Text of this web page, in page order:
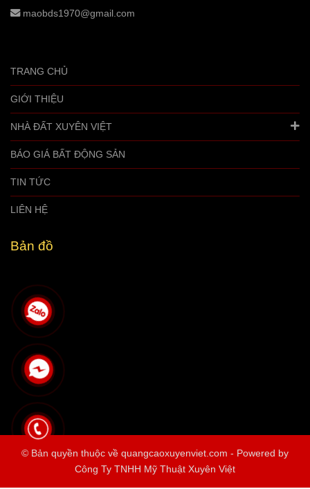
maobds1970@gmail.com
TRANG CHỦ
GIỚI THIỆU
NHÀ ĐẤT XUYÊN VIỆT
BÁO GIÁ BẤT ĐỘNG SẢN
TIN TỨC
LIÊN HỆ
Bản đồ
© Bản quyền thuộc về quangcaoxuyenviet.com - Powered by
Công Ty TNHH Mỹ Thuật Xuyên Việt